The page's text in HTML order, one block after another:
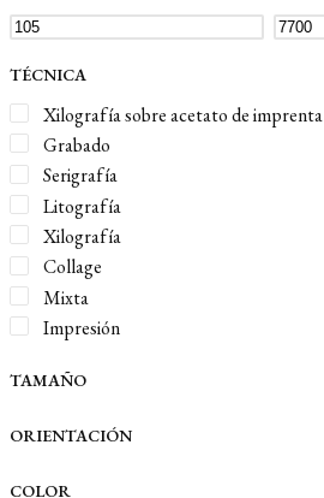
TÉCNICA
Xilografía sobre acetato de imprenta
Grabado
Serigrafía
Litografía
Xilografía
Collage
Mixta
Impresión
TAMAÑO
ORIENTACIÓN
COLOR